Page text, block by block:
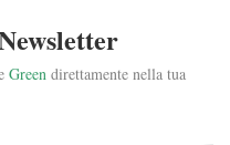
Greendirettamente nella tua